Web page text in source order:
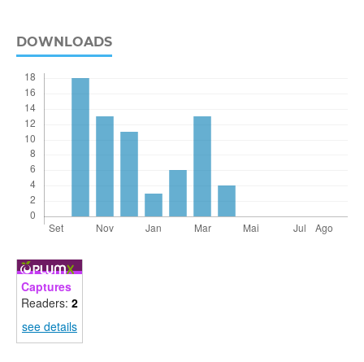
DOWNLOADS
Captures
Readers: 2
see details